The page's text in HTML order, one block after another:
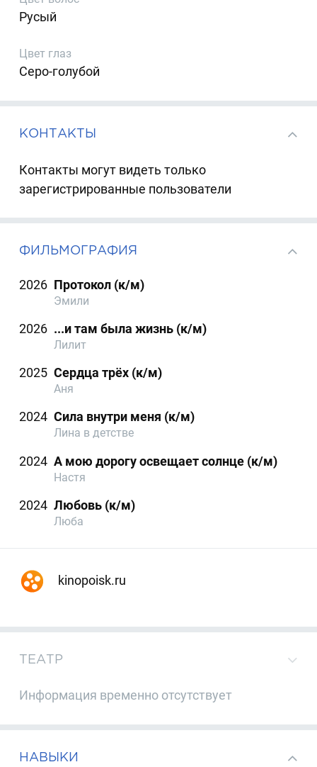
Русый
Цвет глаз
Серо-голубой
КОНТАКТЫ
Контакты могут видеть только
зарегистрированные пользователи
ФИЛЬМОГРАФИЯ
2026 Протокол (к/м)
Эмили
2026 ...и там была жизнь (к/м)
Лилит
2025 Сердца трёх (к/м)
Аня
2024 Сила внутри меня (к/м)
Лина в детстве
2024 А мою дорогу освещает солнце (к/м)
Настя
2024 Любовь (к/м)
Люба
kinopoisk.ru
ТЕАТР
Информация временно отсутствует
НАВЫКИ